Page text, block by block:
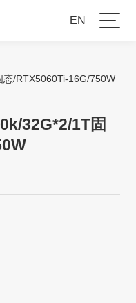
EN
/RTX5060Ti-16G/750W
32G*2/1T固